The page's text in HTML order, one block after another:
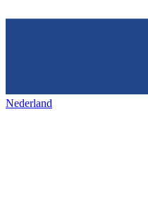
Nederland